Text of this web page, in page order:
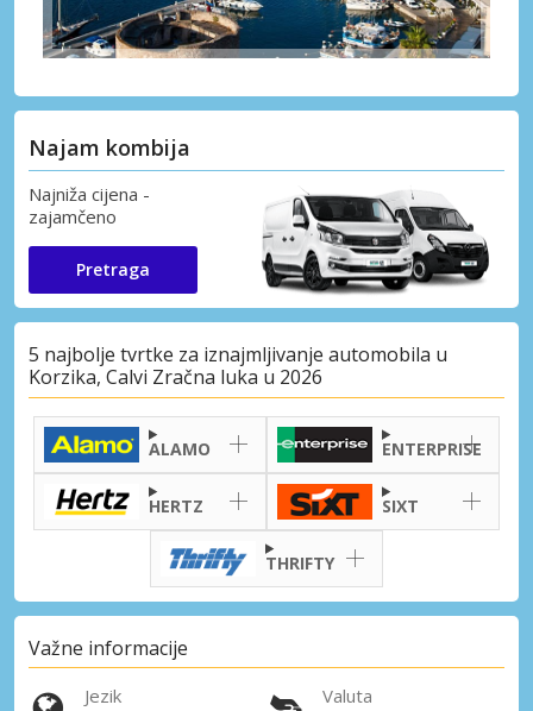
Najam kombija
Najniža cijena -
zajamčeno
Pretraga
5 najbolje tvrtke za iznajmljivanje automobila u
Korzika, Calvi Zračna luka u 2026
ALAMO ENTERPRISE
HERTZ SIXT
THRIFTY
Važne informacije
Jezik Valuta